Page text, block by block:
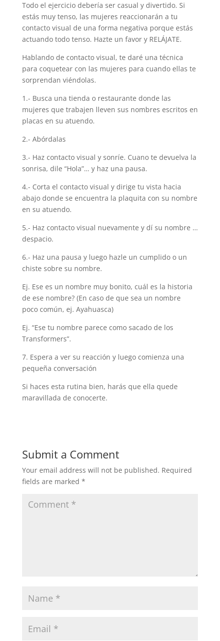
Todo el ejercicio debería ser casual y divertido. Si
estás muy tenso, las mujeres reaccionarán a tu
contacto visual de una forma negativa porque estás
actuando todo tenso. Hazte un favor y RELÁJATE.
Hablando de contacto visual, te daré una técnica
para coquetear con las mujeres para cuando ellas te
sorprendan viéndolas.
1.- Busca una tienda o restaurante donde las
mujeres que trabajen lleven sus nombres escritos en
placas en su atuendo.
2.- Abórdalas
3.- Haz contacto visual y sonríe. Cuano te devuelva la
sonrisa, dile “Hola”… y haz una pausa.
4.- Corta el contacto visual y dirige tu vista hacia
abajo donde se encuentra la plaquita con su nombre
en su atuendo.
5.- Haz contacto visual nuevamente y dí su nombre …
despacio.
6.- Haz una pausa y luego hazle un cumplido o un
chiste sobre su nombre.
Ej. Ese es un nombre muy bonito, cuál es la historia
de ese nombre? (En caso de que sea un nombre
poco común, ej. Ayahuasca)
Ej. “Ese tu nombre parece como sacado de los
Transformers”.
7. Espera a ver su reacción y luego comienza una
pequeña conversación
Si haces esta rutina bien, harás que ella quede
maravillada de conocerte.
Submit a Comment
Your email address will not be published. Required
fields are marked *